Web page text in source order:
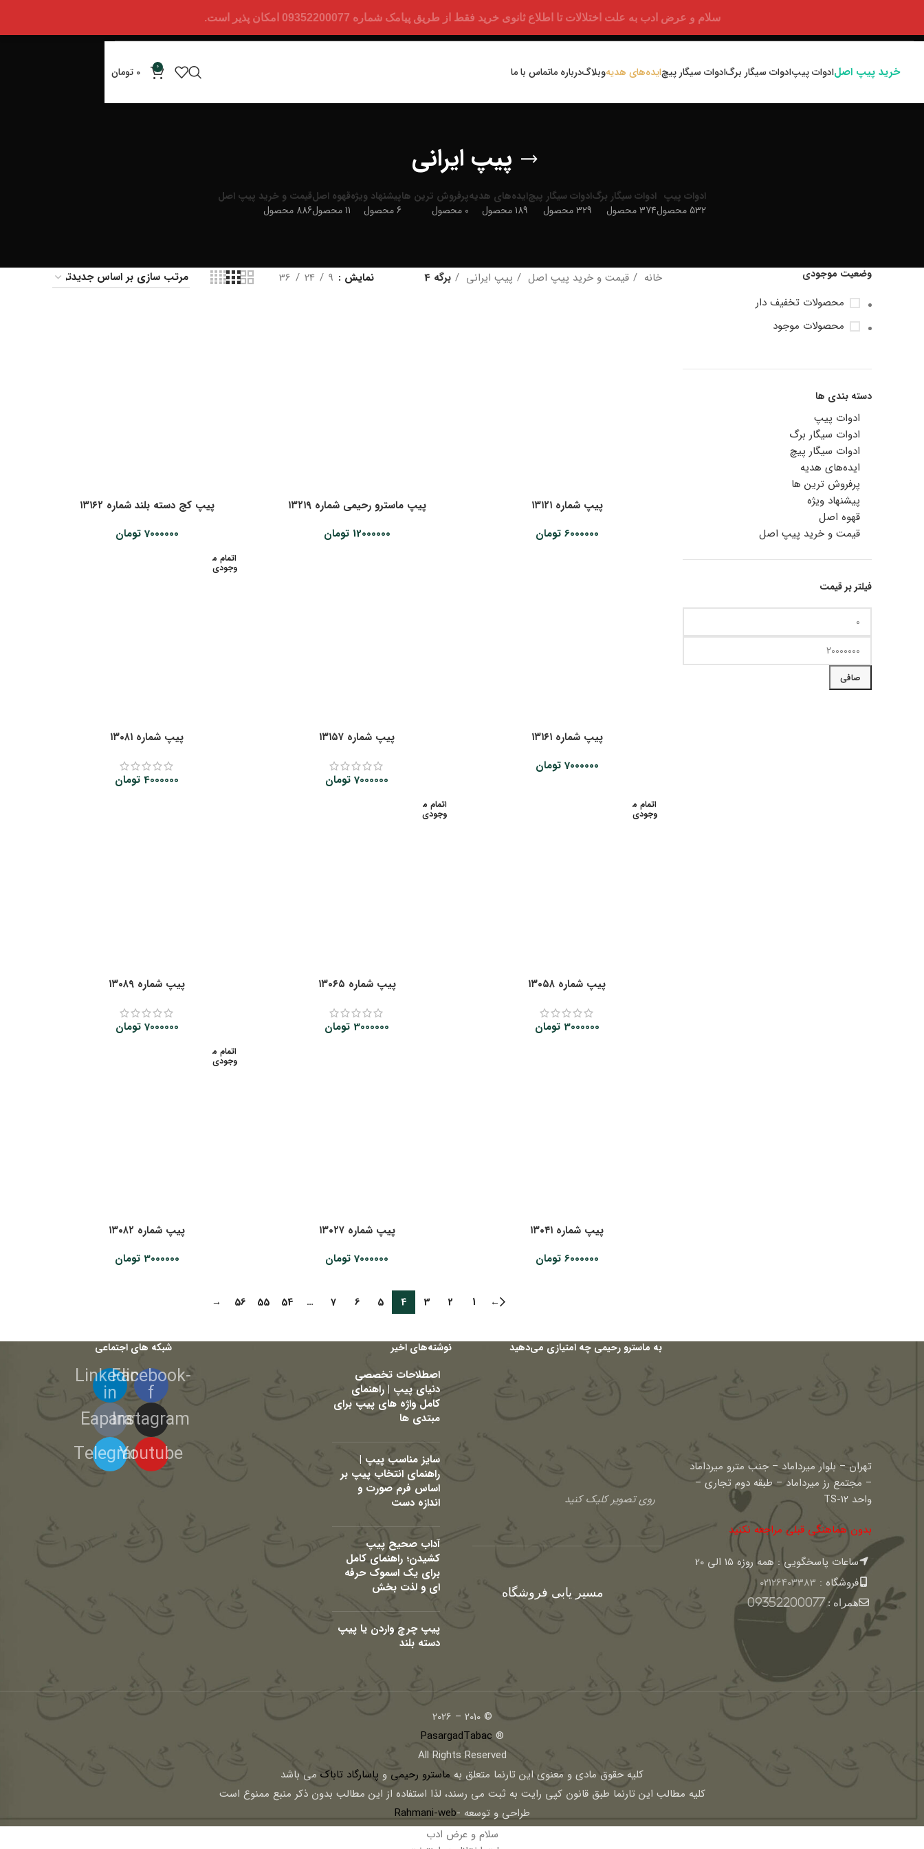
سلام و عرض ادب به علت اختلالات تا اطلاع ثانوی خرید فقط از طریق پیامک شماره 09352200077 امکان پذیر است.
خرید پیپ اصلادوات پیپادوات سیگار برگادوات سیگار پیچایده‌های هدیهوبلاگدرباره ماتماس با ما 0
0 تومان
پیپ ایرانی
ادوات پیپ
532 محصول
ادوات سیگار برگ
374 محصول
ادوات سیگار پیچ
329 محصول
ایده‌های هدیه
189 محصول
پرفروش ترین ها
0 محصول
پیشنهاد ویژه
6 محصول
قهوه اصل
11 محصول
قیمت و خرید پیپ اصل
886 محصول
وضعیت موجودی
محصولات تخفیف دار
محصولات موجود
دسته بندی ها
ادوات پیپ
ادوات سیگار برگ
ادوات سیگار پیچ
ایده‌های هدیه
پرفروش ترین ها
پیشنهاد ویژه
قهوه اصل
قیمت و خرید پیپ اصل
فیلتر بر قیمت
حداقل
قیمت
حداكثر
قيمت
صافی
خانه قیمت و خرید پیپ اصل پیپ ایرانی برگه 4 نمایش 9
24
36
پیپ شماره ۱۳۱۲۱
6000000 تومان
پیپ ماسترو رحیمی شماره ۱۳۲۱۹
12000000 تومان
پیپ کج دسته بلند شماره ۱۳۱۶۲
7000000 تومان
پیپ شماره ۱۳۱۶۱
7000000 تومان
پیپ شماره ۱۳۱۵۷
7000000 تومان
اتمام م
وجودی
پیپ شماره ۱۳۰۸۱
4000000 تومان
اتمام م
وجودی
پیپ شماره ۱۳۰۵۸
3000000 تومان
اتمام م
وجودی
پیپ شماره ۱۳۰۶۵
3000000 تومان
پیپ شماره ۱۳۰۸۹
7000000 تومان
پیپ شماره ۱۳۰۴۱
6000000 تومان
پیپ شماره ۱۳۰۲۷
7000000 تومان
اتمام م
وجودی
پیپ شماره ۱۳۰۸۲
3000000 تومان
←
1
2
3
4
5
6
7
…
54
55
56
→
تهران – بلوار میرداماد – جنب مترو میرداماد
– مجتمع رز میرداماد – طبقه دوم تجاری –
واحد TS-12
بدون هماهنگی قبلی مراجعه نکنید
ساعات پاسخگویی : همه روزه 15 الی 20
فروشگاه : 02126403383
همراه :09352200077
به ماسترو رحیمی چه امتیازی می‌دهید
روی تصویر کلیک کنید
مسیر یابی فروشگاه
نوشته‌های اخیر
اصطلاحات تخصصی
دنیای پیپ | راهنمای
کامل واژه های پیپ برای
مبتدی ها
سایز مناسب پیپ |
راهنمای انتخاب پیپ بر
اساس فرم صورت و
اندازه دست
آداب صحیح پیپ
کشیدن؛ راهنمای کامل
برای یک اسموک حرفه
ای و لذت بخش
پیپ چرچ واردن یا پیپ
دسته بلند
شبکه های اجتماعی
Facebook-
f
Linkedin-
in
Instagram
Eaparat
Youtube
Telegram
© 2010 – 2026
®
PasargadTabac
All Rights Reserved
كليه حقوق مادی و معنوی اين تارنما متعلق به ماسترو رحیمی و پاسارگاد تاباک می باشد
کلیه مطالب این تارنما طبق قانون کپی رایت به ثبت می رسند، لذا استفاده از این مطالب بدون ذکر منبع ممنوع است
طراحی و توسعه -Rahmani-web
سلام و عرض ادب